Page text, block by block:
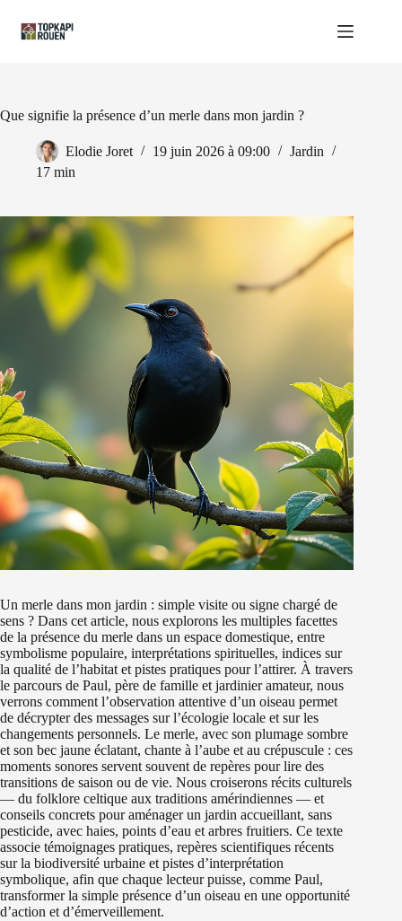
contenu
Que signifie la présence d’un merle dans mon jardin ?
Elodie Joret 19 juin 2026 à 09:00
Jardin
17 min
Un merle dans mon jardin : simple visite ou signe chargé de
sens ? Dans cet article, nous explorons les multiples facettes
de la présence du merle dans un espace domestique, entre
symbolisme populaire, interprétations spirituelles, indices sur
la qualité de l’habitat et pistes pratiques pour l’attirer. À travers
le parcours de Paul, père de famille et jardinier amateur, nous
verrons comment l’observation attentive d’un oiseau permet
de décrypter des messages sur l’écologie locale et sur les
changements personnels. Le merle, avec son plumage sombre
et son bec jaune éclatant, chante à l’aube et au crépuscule : ces
moments sonores servent souvent de repères pour lire des
transitions de saison ou de vie. Nous croiserons récits culturels
— du folklore celtique aux traditions amérindiennes — et
conseils concrets pour aménager un jardin accueillant, sans
pesticide, avec haies, points d’eau et arbres fruitiers. Ce texte
associe témoignages pratiques, repères scientifiques récents
sur la biodiversité urbaine et pistes d’interprétation
symbolique, afin que chaque lecteur puisse, comme Paul,
transformer la simple présence d’un oiseau en une opportunité
d’action et d’émerveillement.